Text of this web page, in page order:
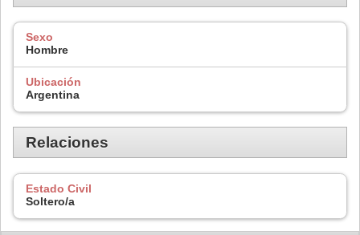
Sexo
Hombre
Ubicación
Argentina
Relaciones
Estado Civil
Soltero/a